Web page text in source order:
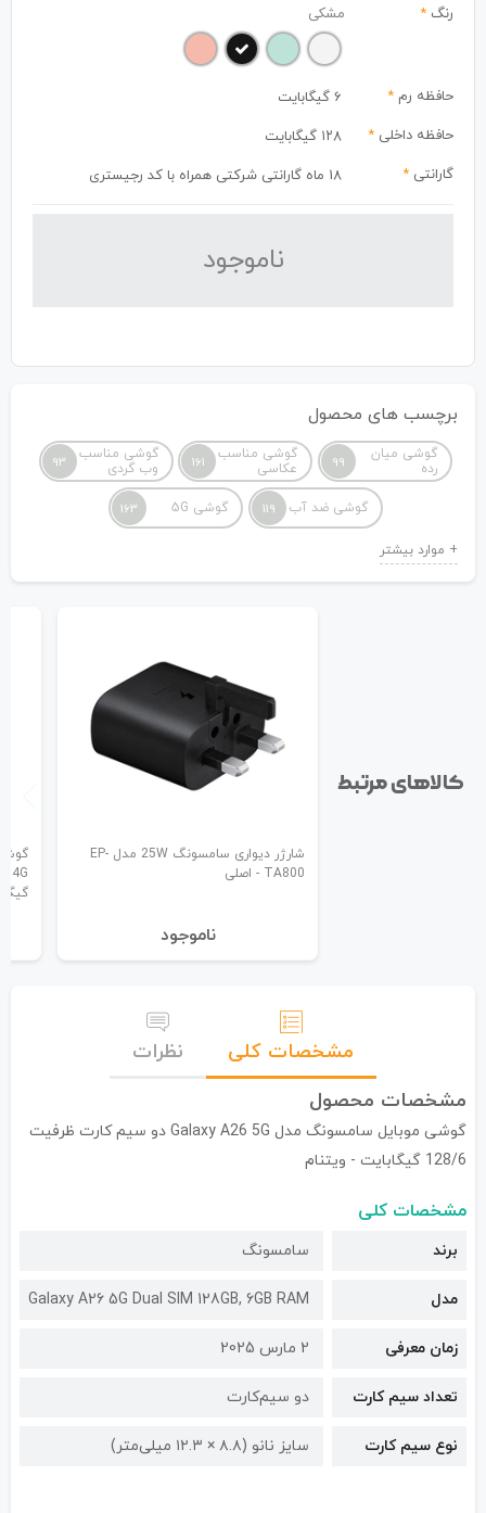
رنگ * مشکی
حافظه رم *
6 گیگابایت
حافظه داخلی *
۱۲۸ گیگابایت
گارانتی * 18 ماه گارانتی شرکتی همراه با کد رجیستری
نا‌موجود
برچسب های محصول
گوشی میان
رده
99
گوشی مناسب
عکاسی
161
گوشی مناسب
وب گردی
93
گوشی ضد آب 119 گوشی 5G 163
کالاهای مرتبط
شارژر دیواری سامسونگ 25W مدل EP-
TA800 - اصلی
نا‌موجود
مشخصات کلی
نظرات
مشخصات محصول
گوشی موبایل سامسونگ مدل Galaxy A26 5G دو سیم کارت ظرفیت
128/6 گیگابایت - ویتنام
مشخصات کلی
برند سامسونگ
مدل Galaxy A26 5G Dual SIM 128GB, 6GB RAM
زمان معرفی 2 مارس 2025
تعداد سیم کارت دو سیم‌کارت
نوع سیم کارت سایز نانو (۸.۸ × ۱۲.۳ میلی‌متر)